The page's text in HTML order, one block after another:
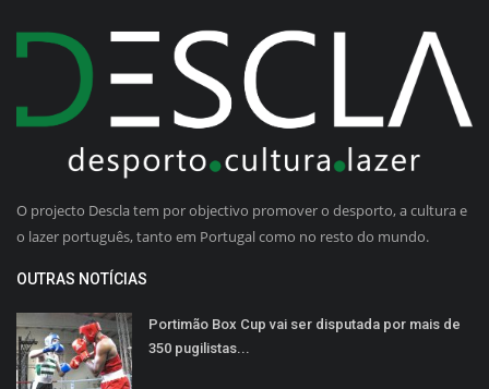
O projecto Descla tem por objectivo promover o desporto, a cultura e
o lazer português, tanto em Portugal como no resto do mundo.
OUTRAS NOTÍCIAS
Portimão Box Cup vai ser disputada por mais de
350 pugilistas...